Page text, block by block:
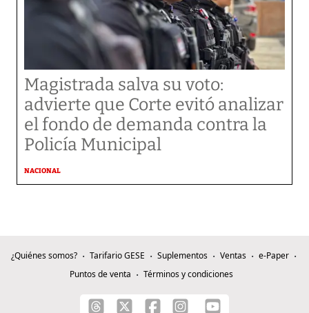
Magistrada salva su voto:
advierte que Corte evitó analizar
el fondo de demanda contra la
Policía Municipal
NACIONAL
¿Quiénes somos? Tarifario GESE Suplementos Ventas
e-Paper
Puntos de venta
Términos y condiciones